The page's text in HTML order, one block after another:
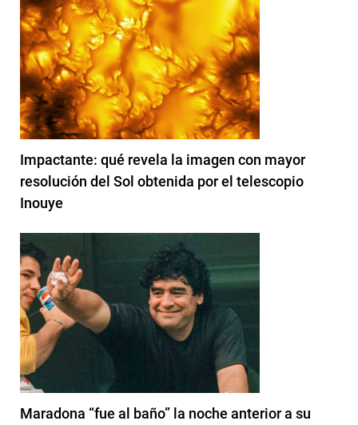
Impactante: qué revela la imagen con mayor
resolución del Sol obtenida por el telescopio
Inouye
Maradona “fue al baño” la noche anterior a su